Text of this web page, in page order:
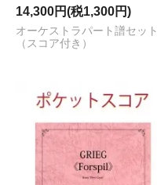
14,300円(税1,300円)
オーケストラパート譜セット
（スコア付き）